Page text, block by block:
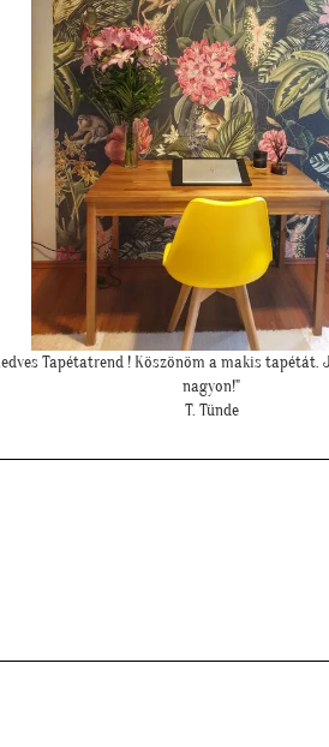
"Ilyen lett a lányom szobájában a gyönyörű
tapéta."
Cs. Andi